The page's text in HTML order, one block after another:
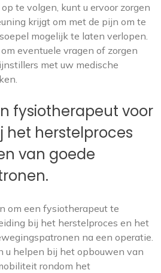
te volgen, kunt u ervoor zorgen
krijgt om met de pijn om te
mogelijk te laten verlopen.
eventuele vragen of zorgen
met uw medische
fysiotherapeut voor
het herstelproces
van goede
om een fysiotherapeut te
bij het herstelproces en het
na een operatie.
u helpen bij het opbouwen van
rondom het